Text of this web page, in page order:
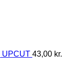
UPCUT 43,00 kr.